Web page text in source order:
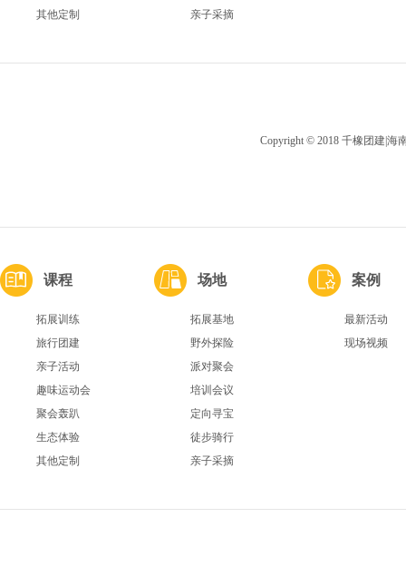
其他定制 亲子采摘
Copyright © 2018 千橡团建|
课程
拓展训练
旅行团建
亲子活动
趣味运动会
聚会轰趴
生态体验
其他定制
场地
拓展基地
野外探险
派对聚会
培训会议
定向寻宝
徒步骑行
亲子采摘
案例
最新活动
现场视频